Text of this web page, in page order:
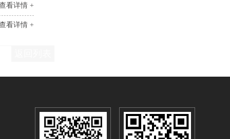
看详情 +
看详情 +